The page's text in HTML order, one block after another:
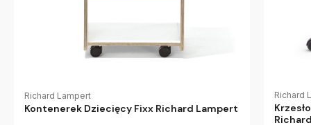
Richard Lampert
Kontenerek Dziecięcy Fixx Richard Lampert
Richard